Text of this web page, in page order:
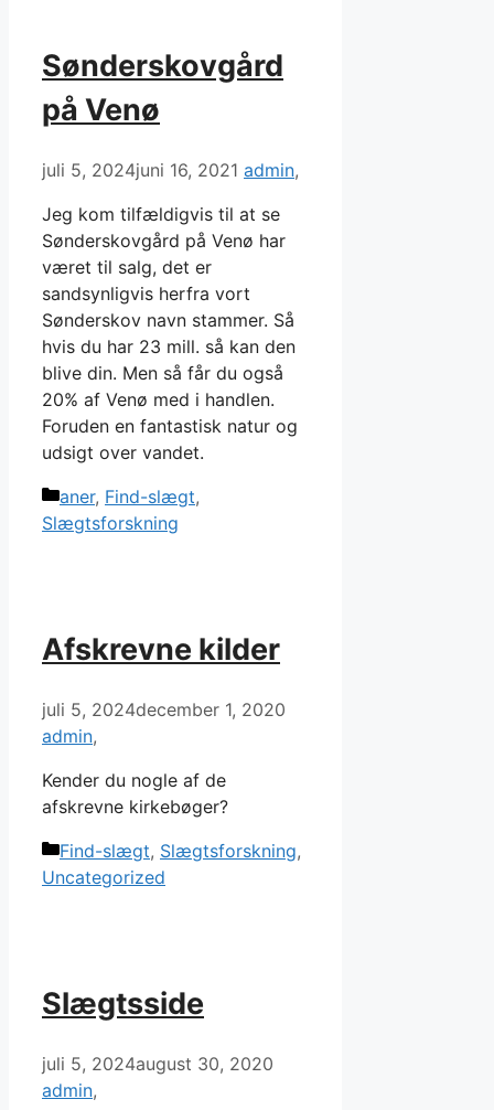
Sønderskovgård
på Venø
juli 5, 2024juni 16, 2021 admin
Jeg kom tilfældigvis til at se
Sønderskovgård på Venø har
været til salg, det er
sandsynligvis herfra vort
Sønderskov navn stammer. Så
hvis du har 23 mill. så kan den
blive din. Men så får du også
20% af Venø med i handlen.
Foruden en fantastisk natur og
udsigt over vandet.
Kategorier
aner, Find-slægt,
Slægtsforskning
Afskrevne kilder
juli 5, 2024december 1, 2020
admin
Kender du nogle af de
afskrevne kirkebøger?
Kategorier
Find-slægt, Slægtsforskning,
Uncategorized
Slægtsside
juli 5, 2024august 30, 2020
admin